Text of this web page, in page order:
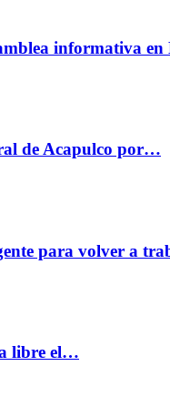
informativa
de Acapulco por…
para volver a
libre el…